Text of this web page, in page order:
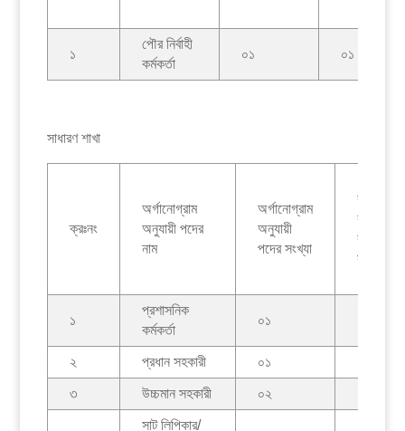
১
পৌর নির্বাহী
কর্মকর্তা
০১ ০১
সাধারণ শাখা
ক্রঃনং
অর্গানোগ্রাম
অনুযায়ী পদের
নাম
অর্গানোগ্রাম
অনুযায়ী
পদের সংখ্যা
কর্মরত
কর্মকর্তা/
কর্মচারীদের
সংখ্যা
১
প্রশাসনিক
কর্মকর্তা
০১
২ প্রধান সহকারী ০১
৩ উচ্চমান সহকারী ০২
সাট লিপিকার/